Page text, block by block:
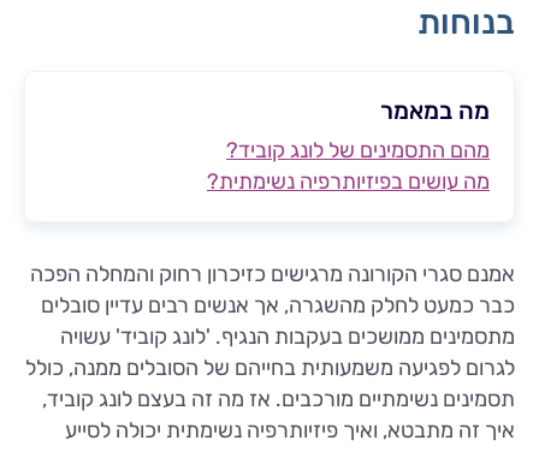
בנוחות
מה במאמר
מהם התסמינים של לונג קוביד?
מה עושים בפיזיותרפיה נשימתית?
אמנם סגרי הקורונה מרגישים כזיכרון רחוק והמחלה הפכה
כבר כמעט לחלק מהשגרה, אך אנשים רבים עדיין סובלים
מתסמינים ממושכים בעקבות הנגיף. 'לונג קוביד' עשויה
לגרום לפגיעה משמעותית בחייהם של הסובלים ממנה, כולל
תסמינים נשימתיים מורכבים. אז מה זה בעצם לונג קוביד,
איך זה מתבטא, ואיך פיזיותרפיה נשימתית יכולה לסייע